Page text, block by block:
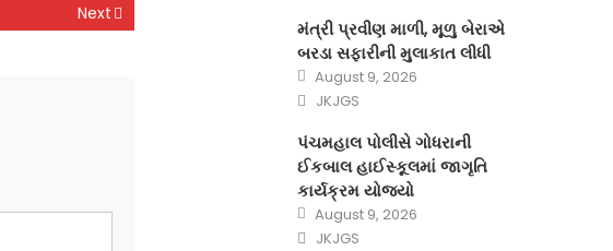
Next
મંત્રી પ્રવીણ માળી, મૂળુ બેરાએ
બરડા સફારીની મુલાકાત લીધી
Posted
on
August 9, 2026
Author
JKJGS
પંચમહાલ પોલીસે ગોધરાની
ઈકબાલ હાઈસ્કૂલમાં જાગૃતિ
કાર્યક્રમ યોજ્યો
Posted
on
August 9, 2026
Author
JKJGS